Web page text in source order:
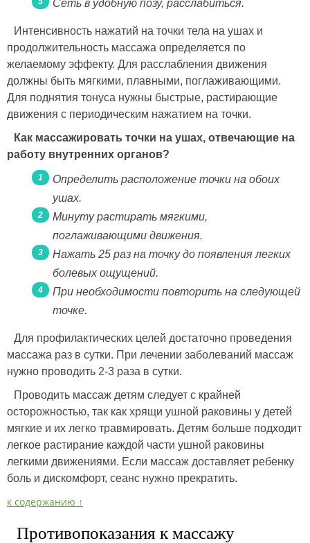
Сеть в удобную позу, расслабиться.
Интенсивность нажатий на точки тела на ушах и
продолжительность массажа определяется по
желаемому эффекту. Для расслабления движения
должны быть мягкими, плавными, поглаживающими.
Для поднятия тонуса нужны быстрые, растирающие
движения с периодическим нажатием на точки.
Как массажировать точки на ушах, отвечающие на
работу внутренних органов?
Определить расположение точки на обоих
ушах.
Минуту растирать мягкими,
поглаживающими движения.
Нажать 25 раз на точку до появления легких
болевых ощущений.
При необходимости повторить на следующей
точке.
Для профилактических целей достаточно проведения
массажа раз в сутки. При лечении заболеваний массаж
нужно проводить 2-3 раза в сутки.
Проводить массаж детям следует с крайней
осторожностью, так как хрящи ушной раковины у детей
мягкие и их легко травмировать. Детям больше подходит
легкое растирание каждой части ушной раковины
легкими движениями. Если массаж доставляет ребенку
боль и дискомфорт, сеанс нужно прекратить.
к содержанию ↑
Противопоказания к массажу